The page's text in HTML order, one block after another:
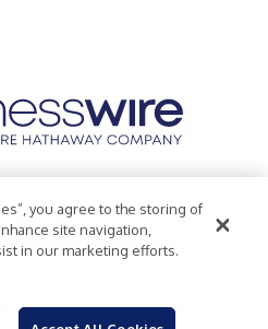
Accessibility Statement
you agree to the storing of
site navigation,
in our marketing efforts.